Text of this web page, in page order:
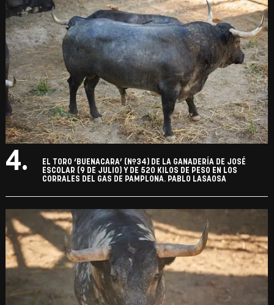
4.
EL TORO ‘BUENACARA’ (Nº34) DE LA GANADERÍA DE JOSÉ
ESCOLAR (9 DE JULIO) Y DE 520 KILOS DE PESO EN LOS
CORRALES DEL GAS DE PAMPLONA. PABLO LASAOSA